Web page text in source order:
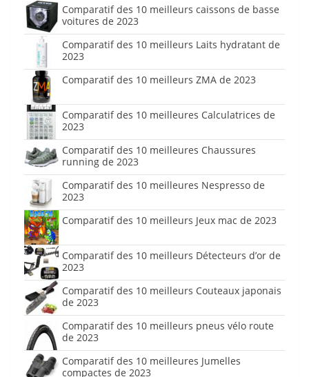
Comparatif des 10 meilleurs caissons de basse
voitures de 2023
Comparatif des 10 meilleurs Laits hydratant de
2023
Comparatif des 10 meilleurs ZMA de 2023
Comparatif des 10 meilleures Calculatrices de
2023
Comparatif des 10 meilleures Chaussures
running de 2023
Comparatif des 10 meilleures Nespresso de
2023
Comparatif des 10 meilleurs Jeux mac de 2023
Comparatif des 10 meilleurs Détecteurs d’or de
2023
Comparatif des 10 meilleurs Couteaux japonais
de 2023
Comparatif des 10 meilleurs pneus vélo route
de 2023
Comparatif des 10 meilleures Jumelles
compactes de 2023